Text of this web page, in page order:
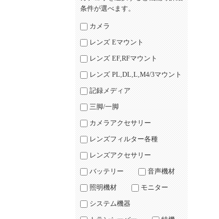
条件が選べます。
カメラ
レンズ Eマウント
レンズ EF,RFマウント
レンズ PL,DL,L,M4/3マウント
記録メディア
三脚/一脚
カメラアクセサリー
レンズフィルター各種
レンズアクセサリー
バッテリー 音声機材
照明機材 モニター
システム機器